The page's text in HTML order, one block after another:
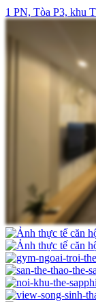
1 PN, Tòa P3, khu